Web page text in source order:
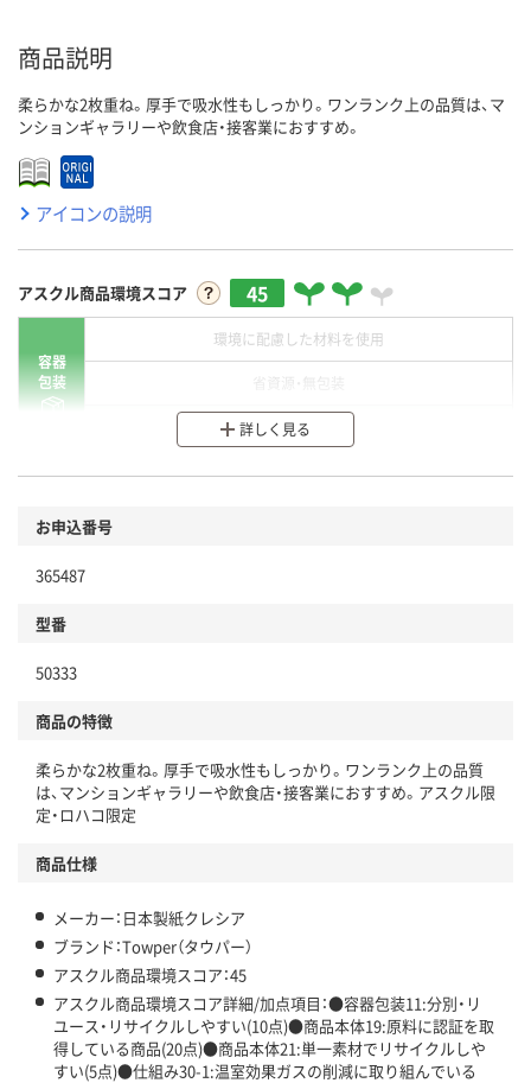
商品説明
柔らかな2枚重ね。厚手で吸水性もしっかり。ワンランク上の品質は、マ
ンションギャラリーや飲食店・接客業におすすめ。
アイコンの説明
アスクル商品環境スコア 45
容器
包装
環境に配慮した材料を使用
分別・リサイクルしやすい設計
商品
本体
仕組
この商品の環境配慮ポイントです。下記商品詳細「
アスクル商品環境スコア詳細／加点項目
詳しく見る
お申込番号
365487
型番
50333
商品の特徴
柔らかな2枚重ね。厚手で吸水性もしっかり。ワンランク上の品質
は、マンションギャラリーや飲食店・接客業におすすめ。アスクル限
定・ロハコ限定
商品仕様
メーカー：日本製紙クレシア
ブランド：Towper（タウパー）
アスクル商品環境スコア：45
アスクル商品環境スコア詳細/加点項目：●容器包装11:分別・リ
ユース・リサイクルしやすい(10点)●商品本体19:原料に認証を取
得している商品(20点)●商品本体21:単一素材でリサイクルしや
すい(5点)●仕組み30-1:温室効果ガスの削減に取り組んでいる